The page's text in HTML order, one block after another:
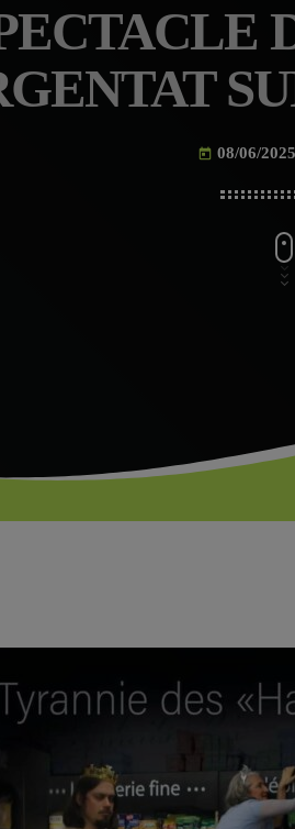
today 08/06/2025